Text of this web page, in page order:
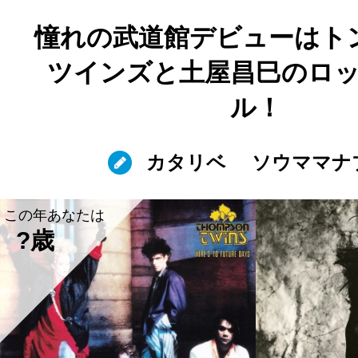
憧れの武道館デビューはト
ツインズと土屋昌巳のロ
ル！
カタリベ ソウママナ
この年あなたは
?歳